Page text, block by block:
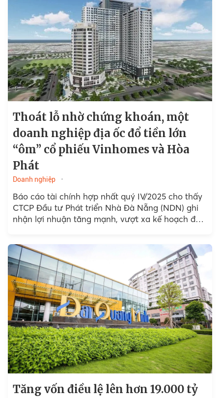
Thoát lỗ nhờ chứng khoán, một
doanh nghiệp địa ốc đổ tiền lớn
“ôm” cổ phiếu Vinhomes và Hòa
Phát
Doanh nghiệp
Báo cáo tài chính hợp nhất quý IV/2025 cho thấy
CTCP Đầu tư Phát triển Nhà Đà Nẵng (NDN) ghi
nhận lợi nhuận tăng mạnh, vượt xa kế hoạch đề
Tăng vốn điều lệ lên hơn 19.000 tỷ